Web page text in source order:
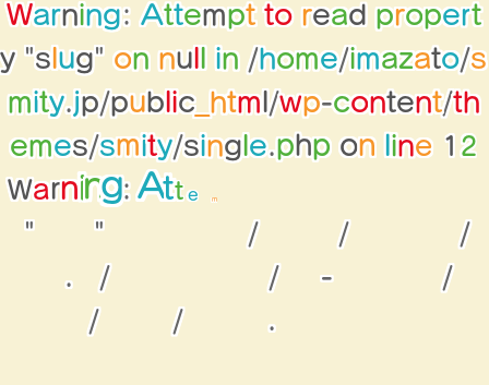
Warning:Attempt to read propert
y"s ug"on nu in/home/imazato/s
mity.jp/pu bl ic_ html /wp-content/th
emes/smity/sing e.php on ine 12
Warni ng:Atte
" " / /
/
.
/ / -
/
/
/ .